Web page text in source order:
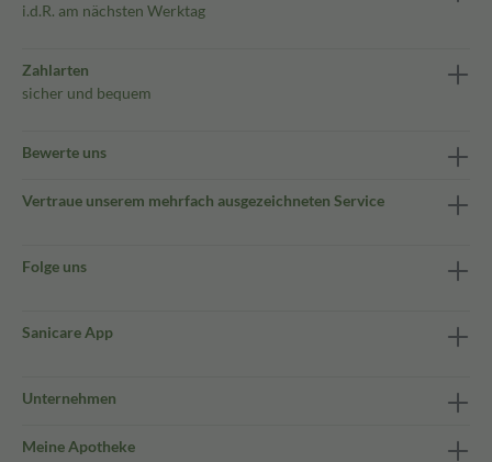
i.d.R. am nächsten Werktag
Zahlarten
sicher und bequem
Bewerte uns
Vertraue unserem mehrfach ausgezeichneten Service
Folge uns
Sanicare App
Unternehmen
Meine Apotheke